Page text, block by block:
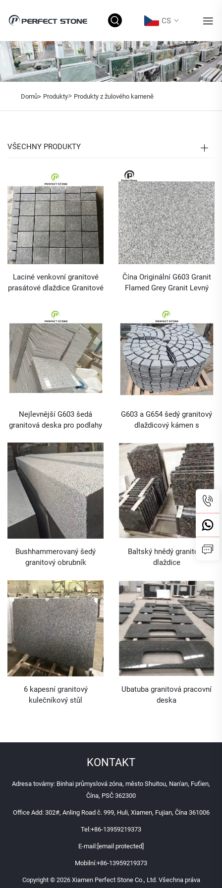
CS
Domů> Produkty> Produkty z žulového kameně
VŠECHNY PRODUKTY
Laciné venkovní granitové
prasátové dlaždice Granitové
Čína Originální G603 Granit
Flamed Grey Granit Levný
Nejlevnější G603 šedá
granitová deska pro podlahy
G603 a G654 šedý granitový
dlaždicový kámen s
vozovku Granit vnější
dláždění ve tvaru vějíře
Bushhammerovaný šedý
granitový obrubník
Baltský hnědý granitový
dlaždice
6 kapesní granitový
kulečníkový stůl
Ubatuba granitová pracovní
deska
KONTAKT
Adresa továrny: Binhai průmyslová zóna, město Shuitou, Nan'an, Fuťien,
Čína, PSČ 362300
Office Add: 302#, Anling Road č. 999, Huli, Xiamen, Fujian, Čína 361006
Tel:+86-13959219373
E-mail: [email protected]
Mobilní:+86-13959219373
Copyright © 2026 Xiamen Perfect Stone Co., Ltd. Všechna práva